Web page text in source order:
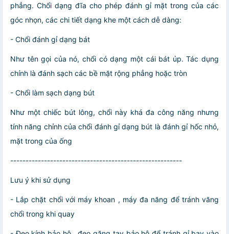
phẳng. Chổi dạng đĩa cho phép đánh gỉ mặt trong của các
góc nhọn, các chi tiết dạng khe một cách dễ dàng:
- Chổi đánh gỉ dạng bát
Như tên gọi của nó, chổi có dạng một cái bát úp. Tác dụng
chính là đánh sạch các bề mặt rộng phẳng hoặc tròn
- Chổi làm sạch dạng bút
Như một chiếc bút lông, chổi này khá đa công năng nhưng
tính năng chỉnh của chổi đánh gỉ dạng bút là đánh gỉ hốc nhỏ,
mặt trong của ống
--------------------------------------------------------
Lưu ý khi sử dụng
- Lắp chặt chổi với máy khoan , máy đa năng để tránh văng
chổi trong khi quay